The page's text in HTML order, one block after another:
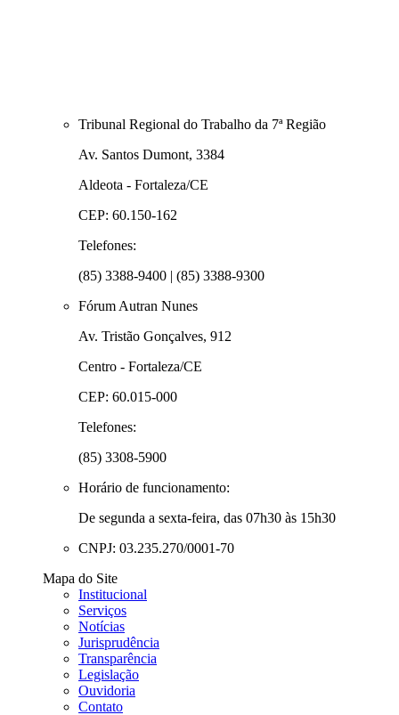
Tribunal Regional do Trabalho da 7ª Região
Av. Santos Dumont, 3384
Aldeota - Fortaleza/CE
CEP: 60.150-162
Telefones:
(85) 3388-9400 | (85) 3388-9300
Fórum Autran Nunes
Av. Tristão Gonçalves, 912
Centro - Fortaleza/CE
CEP: 60.015-000
Telefones:
(85) 3308-5900
Horário de funcionamento:
De segunda a sexta-feira, das 07h30 às 15h30
CNPJ: 03.235.270/0001-70
Mapa do Site
Institucional
Serviços
Notícias
Jurisprudência
Transparência
Legislação
Ouvidoria
Contato